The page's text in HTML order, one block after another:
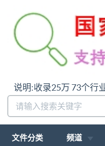
说明:收录25万 73个行
文件分类 频道